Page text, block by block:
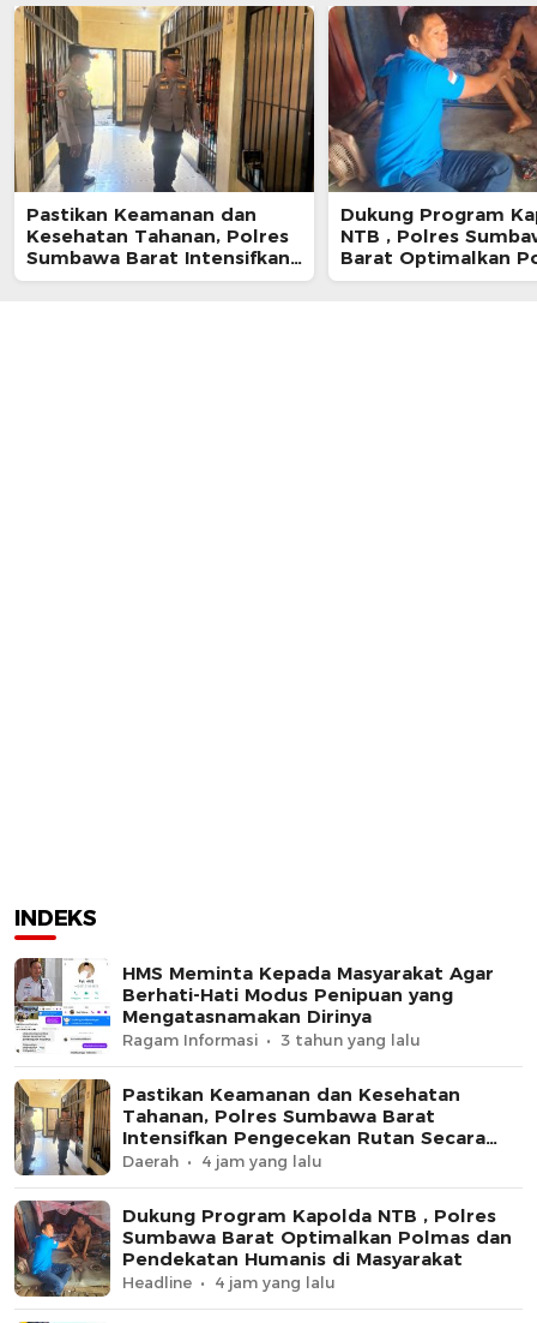
Pastikan Keamanan dan
Kesehatan Tahanan, Polres
Sumbawa Barat Intensifkan
Pengecekan Rutan Secara
Dukung Program
NTB , Polres
Barat Optimalkan
dan Pendekatan
INDEKS
HMS Meminta Kepada Masyarakat Agar
Berhati-Hati Modus Penipuan yang
Mengatasnamakan Dirinya
Ragam Informasi 3 tahun yang lalu
Pastikan Keamanan dan Kesehatan
Tahanan, Polres Sumbawa Barat
Intensifkan Pengecekan Rutan Secara
Berkala
Daerah 4 jam yang lalu
Dukung Program Kapolda NTB , Polres
Sumbawa Barat Optimalkan Polmas dan
Pendekatan Humanis di Masyarakat
Headline 4 jam yang lalu